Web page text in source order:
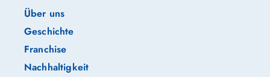
Über uns
Geschichte
Franchise
Nachhaltigkeit